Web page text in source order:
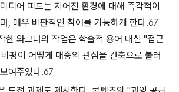
디어 피드는 지어진 환경에 대해 즉각적이
, 매우 비판적인 참여를 가능하게 한다.67
한 와그너의 작업은 학술적 용어 대신 "접근
평이 어떻게 대중의 관심을 건축으로 불러
여주었다.67